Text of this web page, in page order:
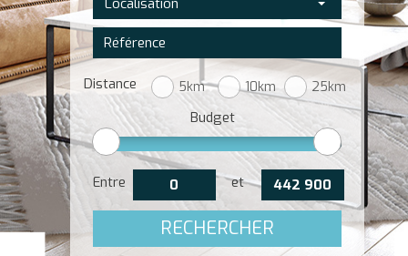
Localisation
Distance 5km 10km 25km
Budget
Entre et
RECHERCHER